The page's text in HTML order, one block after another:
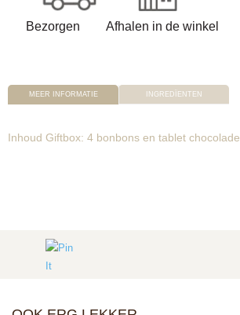
Bezorgen Afhalen in de winkel
MEER INFORMATIE INGREDÏENTEN
Inhoud Giftbox: 4 bonbons en tablet chocolade.